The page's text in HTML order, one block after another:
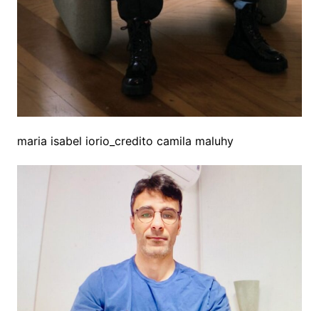
maria isabel iorio_credito camila maluhy